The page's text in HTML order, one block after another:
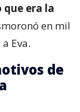
que era la
en mil
Eva.
de